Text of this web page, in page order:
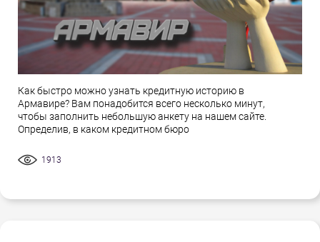
Как быстро можно узнать кредитную историю в
Армавире? Вам понадобится всего несколько минут,
чтобы заполнить небольшую анкету на нашем сайте.
Определив, в каком кредитном бюро
1913